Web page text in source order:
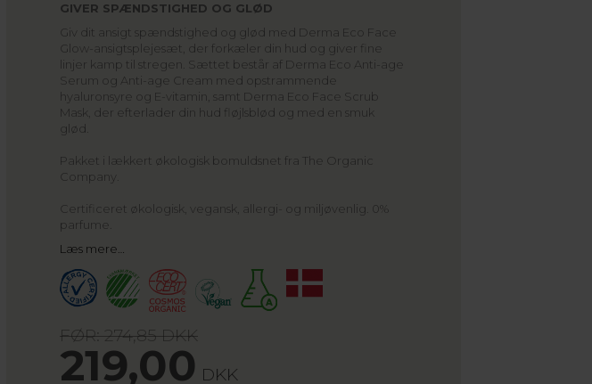
GIVER SPÆNDSTIGHED OG GLØD
Giv dit ansigt spændstighed og glød med Derma Eco Face
Glow-ansigtsplejesæt, der forkæler din hud og giver fine
linjer kamp til stregen. Sættet består af Derma Eco Anti-age
Serum og Anti-age Cream med opstrammende
hyaluronsyre og E-vitamin, samt Derma Eco Face Scrub
Mask, der efterlader din hud fløjlsblød og med en smuk
glød.
Pakket i lækkert økologisk bomuldsnet fra The Organic
Company.
Certificeret økologisk, vegansk, allergi- og miljøvenlig. 0%
parfume.
Læs mere…
FØR: 274,85 DKK
219,00 DKK